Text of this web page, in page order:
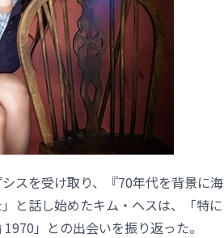
スを受け取り、『70年代を背景に海
と話し始めたキム・ヘスは、「特に
」との出会いを振り返った。